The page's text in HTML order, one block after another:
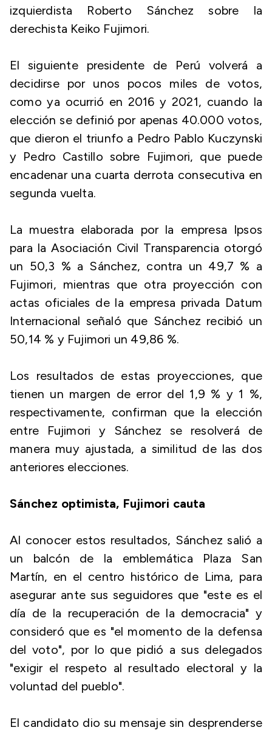
izquierdista Roberto Sánchez sobre la
derechista Keiko Fujimori.
El siguiente presidente de Perú volverá a
decidirse por unos pocos miles de votos,
como ya ocurrió en 2016 y 2021, cuando la
elección se definió por apenas 40.000 votos,
que dieron el triunfo a Pedro Pablo Kuczynski
y Pedro Castillo sobre Fujimori, que puede
encadenar una cuarta derrota consecutiva en
segunda vuelta.
La muestra elaborada por la empresa Ipsos
para la Asociación Civil Transparencia otorgó
un 50,3 % a Sánchez, contra un 49,7 % a
Fujimori, mientras que otra proyección con
actas oficiales de la empresa privada Datum
Internacional señaló que Sánchez recibió un
50,14 % y Fujimori un 49,86 %.
Los resultados de estas proyecciones, que
tienen un margen de error del 1,9 % y 1 %,
respectivamente, confirman que la elección
entre Fujimori y Sánchez se resolverá de
manera muy ajustada, a similitud de las dos
anteriores elecciones.
Sánchez optimista, Fujimori cauta
Al conocer estos resultados, Sánchez salió a
un balcón de la emblemática Plaza San
Martín, en el centro histórico de Lima, para
asegurar ante sus seguidores que "este es el
día de la recuperación de la democracia" y
consideró que es "el momento de la defensa
del voto", por lo que pidió a sus delegados
"exigir el respeto al resultado electoral y la
voluntad del pueblo".
El candidato dio su mensaje sin desprenderse